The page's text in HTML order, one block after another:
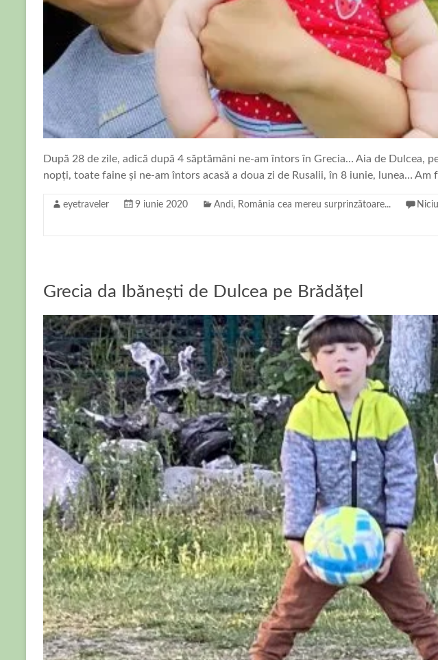
După 28 de zile, adică după 4 săptămâni ne-am întors în Grecia… Aia de Dulcea,
nopți, toate faine și ne-am întors acasă a doua zi de Rusalii, în 8 iunie, lunea… Am
eyetraveler 9 iunie 2020 Andi, România cea mereu surprinzătoare...
Grecia da Ibănești de Dulcea pe Brădățel